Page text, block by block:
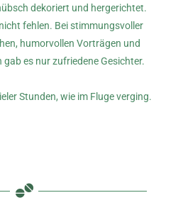
dekoriert und hergerichtet.
fehlen. Bei stimmungsvoller
humorvollen Vorträgen und
es nur zufriedene Gesichter.
Stunden, wie im Fluge verging.